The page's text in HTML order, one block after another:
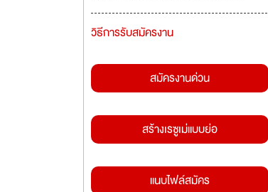
วิธีการรับสมัครงาน
สมัครงานด่วน
สร้างเรซูเม่แบบย่อ
แนบไฟล์สมัคร